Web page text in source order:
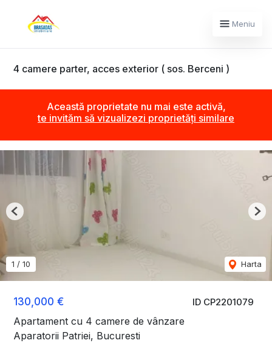
Meniu
4 camere parter, acces exterior ( sos. Berceni )
Această proprietate nu mai este activă,
te invităm să vizualizezi proprietăți similare
ID CP2201079
130,000 €
Apartament cu 4 camere de vânzare
Aparatorii Patriei, Bucuresti
1 / 10 Harta
Previous